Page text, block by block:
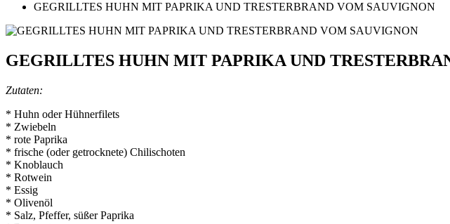
GEGRILLTES HUHN MIT PAPRIKA UND TRESTERBRAND VOM SAUVIGNON
GEGRILLTES HUHN MIT PAPRIKA UND
Zutaten:
* Huhn oder Hühnerfilets
* Zwiebeln
* rote Paprika
* frische (oder getrocknete) Chilischoten
* Knoblauch
* Rotwein
* Essig
* Olivenöl
* Salz, Pfeffer, süßer Paprika